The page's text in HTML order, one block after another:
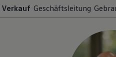
Verkauf Geschäftsleitung